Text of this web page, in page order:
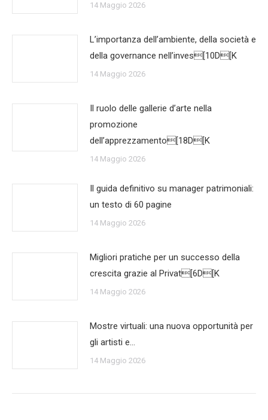
14 Maggio 2026
L’importanza dell’ambiente, della società e
della governance nell’inves[10D[K
14 Maggio 2026
Il ruolo delle gallerie d’arte nella
promozione
dell’apprezzamento[18D[K
14 Maggio 2026
Il guida definitivo su manager patrimoniali:
un testo di 60 pagine
14 Maggio 2026
Migliori pratiche per un successo della
crescita grazie al Privat[6D[K
14 Maggio 2026
Mostre virtuali: una nuova opportunità per
gli artisti e…
14 Maggio 2026